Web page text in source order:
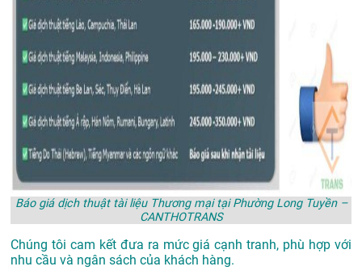
Báo giá dịch thuật tài liệu Thương mại tại Phường Long Tuyền –
CANTHOTRANS
Chúng tôi cam kết đưa ra mức giá cạnh tranh, phù hợp với
nhu cầu và ngân sách của khách hàng.